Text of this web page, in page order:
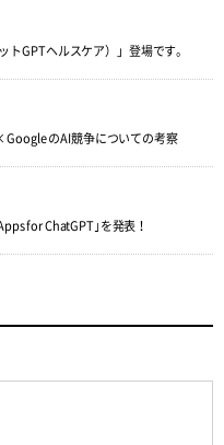
トGPTヘルスケア）」登場です。
のAI競争についての考察
for ChatGPT｣を発表！